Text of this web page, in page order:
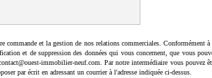
et la gestion de nos relations commerciales. Conformément à
et de suppression des données qui vous concernent, que vous
immobilier-neuf.com. Par notre intermédiaire vous pouvez
par écrit en adressant un courrier à l'adresse indiquée ci-dessus.